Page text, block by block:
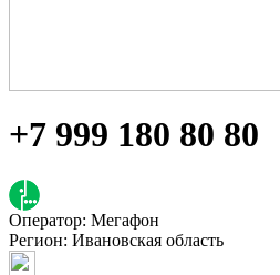
+7 999 180 80 80
Оператор: Мегафон
Регион: Ивановская область